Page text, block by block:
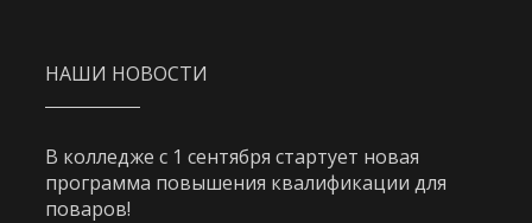
НАШИ НОВОСТИ
В колледже с 1 сентября стартует новая
программа повышения квалификации для
поваров!